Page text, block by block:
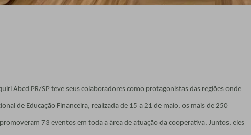
Abcd PR/SP teve seus colaboradores como protagonistas das regiões onde
de Educação Financeira, realizada de 15 a 21 de maio, os mais de 250
73 eventos em toda a área de atuação da cooperativa. Juntos, eles